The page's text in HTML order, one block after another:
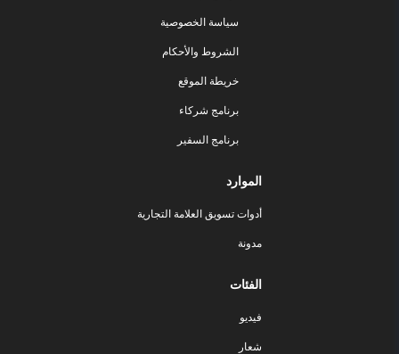
سياسة الخصوصية
الشروط والأحكام
خريطة الموقع
برنامج شركاء
برنامج السفير
الموارد
أدوات تسويق العلامة التجارية
مدونة
الفئات
فيديو
شعار